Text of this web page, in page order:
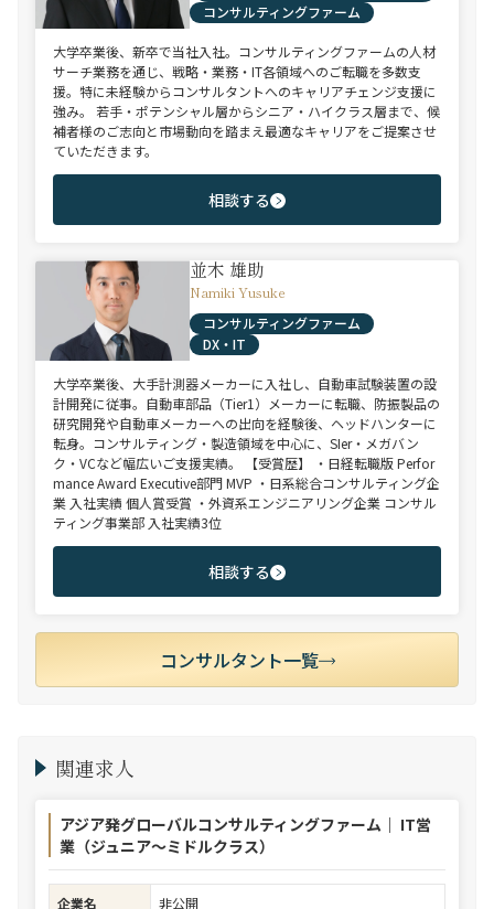
コンサルティングファーム
大学卒業後、新卒で当社入社。コンサルティングファームの人材
サーチ業務を通じ、戦略・業務・IT各領域へのご転職を多数支
援。特に未経験からコンサルタントへのキャリアチェンジ支援に
強み。 若手・ポテンシャル層からシニア・ハイクラス層まで、候
補者様のご志向と市場動向を踏まえ最適なキャリアをご提案させ
ていただきます。
相談する
並木 雄助
Namiki Yusuke
コンサルティングファーム
DX・IT
大学卒業後、大手計測器メーカーに入社し、自動車試験装置の設
計開発に従事。自動車部品（Tier1）メーカーに転職、防振製品の
研究開発や自動車メーカーへの出向を経験後、ヘッドハンターに
転身。コンサルティング・製造領域を中心に、SIer・メガバン
ク・VCなど幅広いご支援実績。 【受賞歴】 ・日経転職版 Perfor
mance Award Executive部門 MVP ・日系総合コンサルティング企
業 入社実績 個人賞受賞 ・外資系エンジニアリング企業 コンサル
ティング事業部 入社実績3位
相談する
コンサルタント一覧
関連求人
アジア発グローバルコンサルティングファーム｜ IT営
業（ジュニア～ミドルクラス）
企業名
非公開